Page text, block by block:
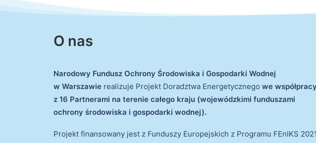
O nas
Narodowy Fundusz Ochrony Środowiska i Gospodarki Wodnej
w Warszawie realizuje Projekt Doradztwa Energetycznego we współpracy
z 16 Partnerami na terenie całego kraju (wojewódzkimi funduszami
ochrony środowiska i gospodarki wodnej).
Projekt finansowany jest z Funduszy Europejskich z Programu FEnIKS